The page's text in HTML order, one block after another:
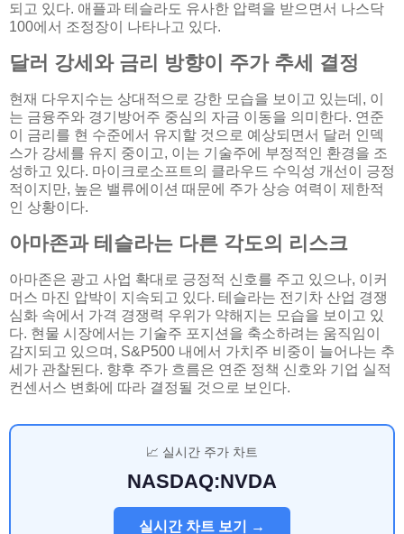
되고 있다. 애플과 테슬라도 유사한 압력을 받으면서 나스닥
100에서 조정장이 나타나고 있다.
달러 강세와 금리 방향이 주가 추세 결정
현재 다우지수는 상대적으로 강한 모습을 보이고 있는데, 이
는 금융주와 경기방어주 중심의 자금 이동을 의미한다. 연준
이 금리를 현 수준에서 유지할 것으로 예상되면서 달러 인덱
스가 강세를 유지 중이고, 이는 기술주에 부정적인 환경을 조
성하고 있다. 마이크로소프트의 클라우드 수익성 개선이 긍정
적이지만, 높은 밸류에이션 때문에 주가 상승 여력이 제한적
인 상황이다.
아마존과 테슬라는 다른 각도의 리스크
아마존은 광고 사업 확대로 긍정적 신호를 주고 있으나, 이커
머스 마진 압박이 지속되고 있다. 테슬라는 전기차 산업 경쟁
심화 속에서 가격 경쟁력 우위가 약해지는 모습을 보이고 있
다. 현물 시장에서는 기술주 포지션을 축소하려는 움직임이
감지되고 있으며, S&P500 내에서 가치주 비중이 늘어나는 추
세가 관찰된다. 향후 주가 흐름은 연준 정책 신호와 기업 실적
컨센서스 변화에 따라 결정될 것으로 보인다.
📈 실시간 주가 차트
NASDAQ:NVDA
실시간 차트 보기 →